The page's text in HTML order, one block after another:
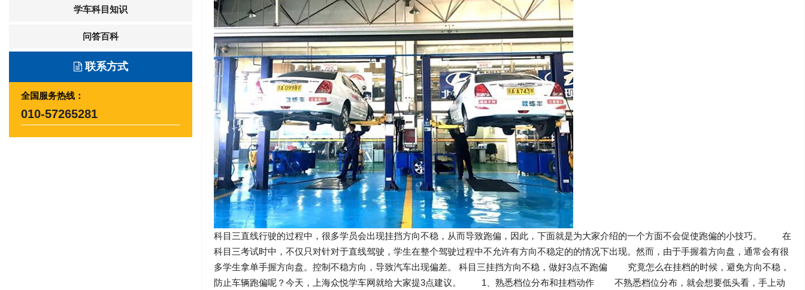
学车科目知识
问答百科
联系方式
全国服务热线：
010-57265281
科目三直线行驶的过程中，很多学员会出现挂挡方向不稳，从而导致跑偏，因此，下面就是为大家介绍的一个方面不会促使跑偏的小技巧。 在
科目三考试时中，不仅只对针对于直线驾驶，学生在整个驾驶过程中不允许有方向不稳定的的情况下出现。然而，由于手握着方向盘，通常会有很
多学生拿单手握方向盘。控制不稳方向，导致汽车出现偏差。 科目三挂挡方向不稳，做好3点不跑偏 究竟怎么在挂档的时候，避免方向不稳，
防止车辆跑偏呢？今天，上海众悦学车网就给大家提3点建议。 1、熟悉档位分布和挂档动作 不熟悉档位分布，就会想要低头看，手上动